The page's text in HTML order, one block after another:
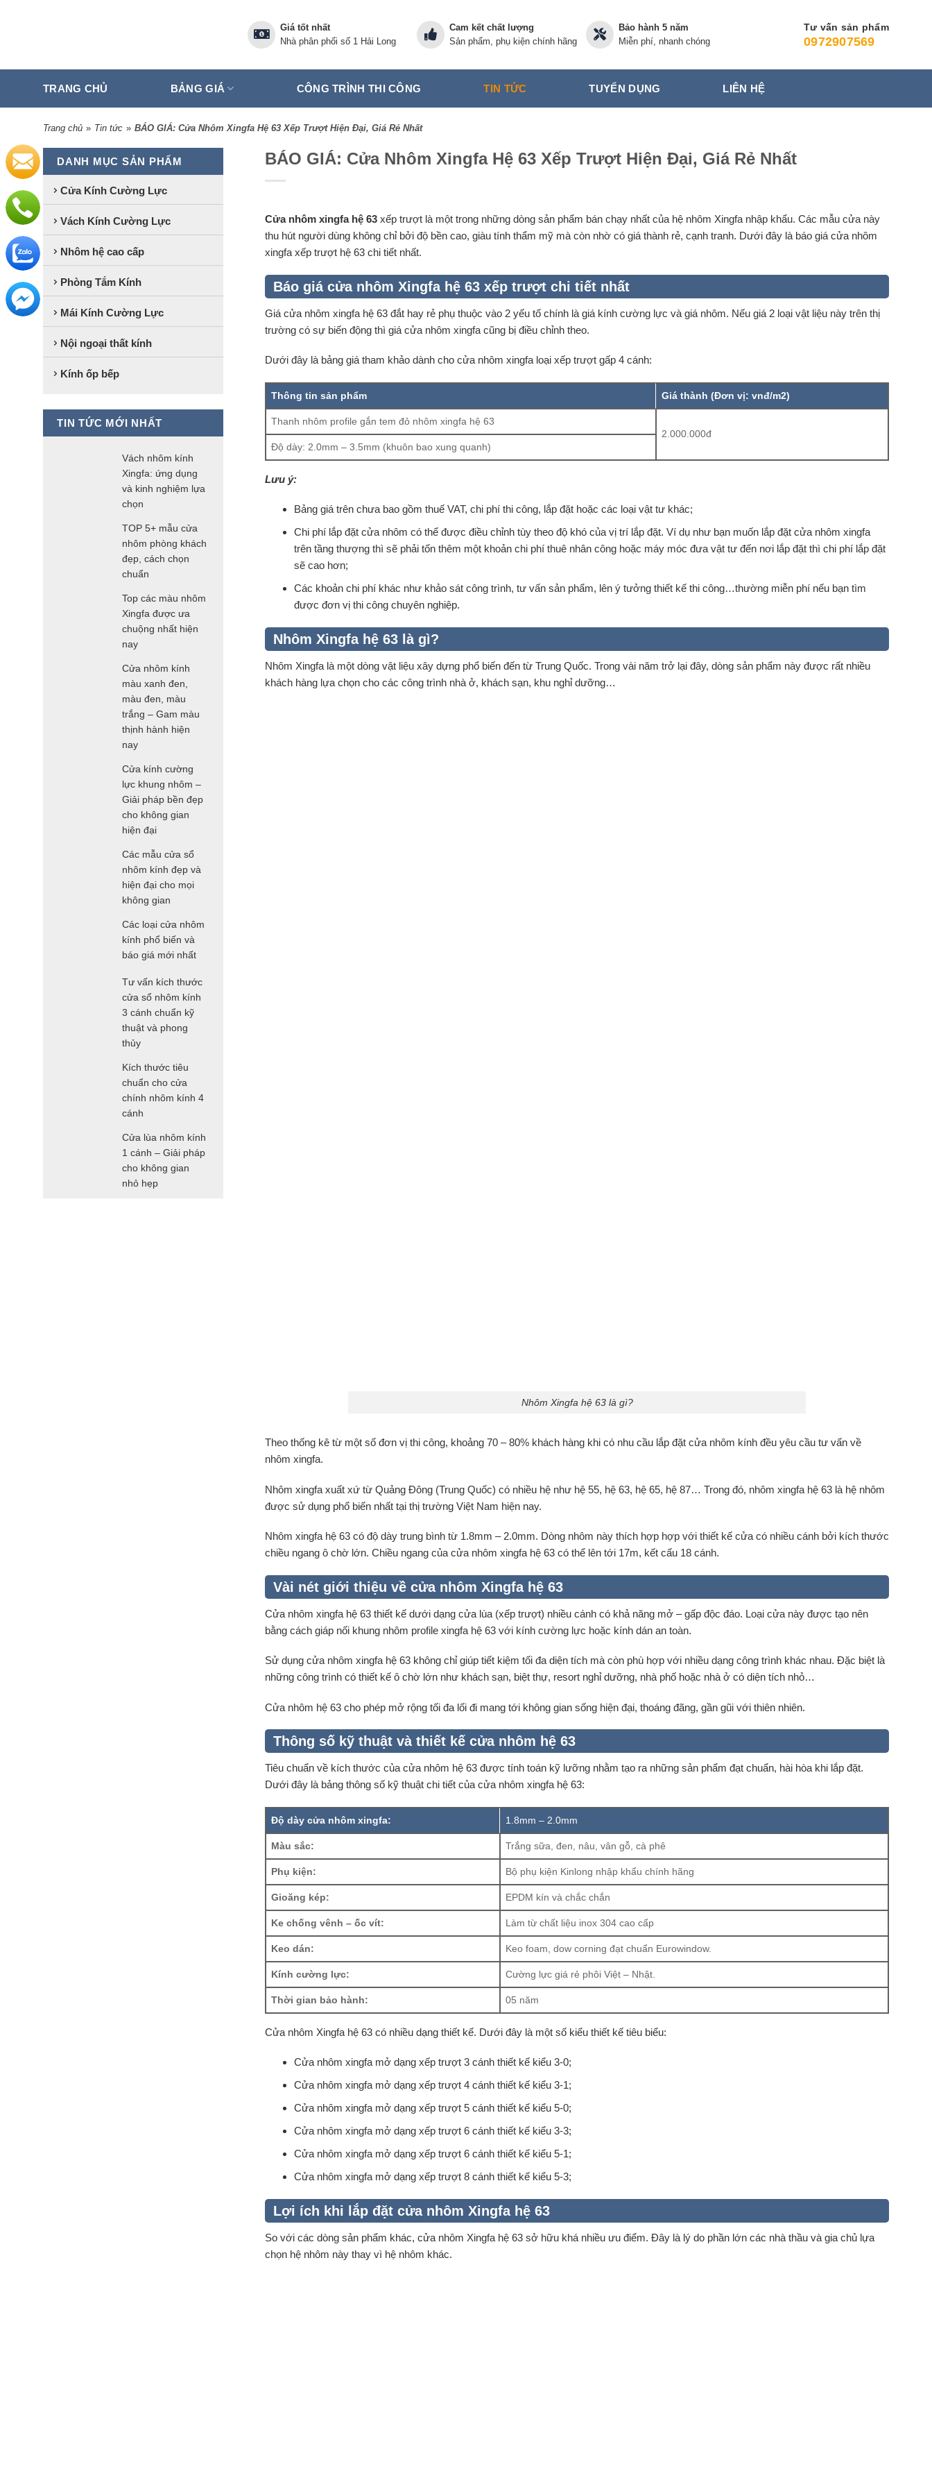
Giá tốt nhất
Nhà phân phối số 1 Hải Long
Cam kết chất lượng
Sản phẩm, phụ kiện chính hãng
Bảo hành 5 năm
Miễn phí, nhanh chóng
Tư vấn sản phẩm
0972907569
TRANG CHỦ BẢNG GIÁ CÔNG TRÌNH THI CÔNG TIN TỨC TUYỂN DỤNG LIÊN HỆ
Trang chủ » Tin tức » BÁO GIÁ: Cửa Nhôm Xingfa Hệ 63 Xếp Trượt Hiện Đại, Giá Rẻ Nhất
DANH MỤC SẢN PHẨM
Cửa Kính Cường Lực
Vách Kính Cường Lực
Nhôm hệ cao cấp
Phòng Tắm Kính
Mái Kính Cường Lực
Nội ngoại thất kính
Kính ốp bếp
TIN TỨC MỚI NHẤT
Vách nhôm kính
Xingfa: ứng dụng
và kinh nghiệm lựa
chọn
TOP 5+ mẫu cửa
nhôm phòng khách
đẹp, cách chọn
chuẩn
Top các màu nhôm
Xingfa được ưa
chuộng nhất hiện
nay
Cửa nhôm kính
màu xanh đen,
màu đen, màu
trắng – Gam màu
thịnh hành hiện
nay
Cửa kính cường
lực khung nhôm –
Giải pháp bền đẹp
cho không gian
hiện đại
Các mẫu cửa sổ
nhôm kính đẹp và
hiện đại cho mọi
không gian
Các loại cửa nhôm
kính phổ biến và
báo giá mới nhất
Tư vấn kích thước
cửa sổ nhôm kính
3 cánh chuẩn kỹ
thuật và phong
thủy
Kích thước tiêu
chuẩn cho cửa
chính nhôm kính 4
cánh
Cửa lùa nhôm kính
1 cánh – Giải pháp
cho không gian
nhỏ hẹp
BÁO GIÁ: Cửa Nhôm Xingfa Hệ 63 Xếp Trượt Hiện Đại, Giá Rẻ Nhất
Cửa nhôm xingfa hệ 63 xếp trượt là một trong những dòng sản phẩm bán chạy nhất của hệ nhôm Xingfa nhập khẩu. Các mẫu cửa này
thu hút người dùng không chỉ bởi độ bền cao, giàu tính thẩm mỹ mà còn nhờ có giá thành rẻ, cạnh tranh. Dưới đây là báo giá cửa nhôm
xingfa xếp trượt hệ 63 chi tiết nhất.
Báo giá cửa nhôm Xingfa hệ 63 xếp trượt chi tiết nhất
Giá cửa nhôm xingfa hệ 63 đắt hay rẻ phụ thuộc vào 2 yếu tố chính là giá kính cường lực và giá nhôm. Nếu giá 2 loại vật liệu này trên thị
trường có sự biến động thì giá cửa nhôm xingfa cũng bị điều chỉnh theo.
Dưới đây là bảng giá tham khảo dành cho cửa nhôm xingfa loại xếp trượt gấp 4 cánh:
Thông tin sản phẩm Giá thành (Đơn vị: vnđ/m2)
Thanh nhôm profile gắn tem đỏ nhôm xingfa hệ 63
2.000.000đ
Độ dày: 2.0mm – 3.5mm (khuôn bao xung quanh)
Lưu ý:
Bảng giá trên chưa bao gồm thuế VAT, chi phí thi công, lắp đặt hoặc các loại vật tư khác;
Chi phí lắp đặt cửa nhôm có thể được điều chỉnh tùy theo độ khó của vị trí lắp đặt. Ví dụ như bạn muốn lắp đặt cửa nhôm xingfa
trên tầng thượng thì sẽ phải tốn thêm một khoản chi phí thuê nhân công hoặc máy móc đưa vật tư đến nơi lắp đặt thì chi phí lắp đặt
sẽ cao hơn;
Các khoản chi phí khác như khảo sát công trình, tư vấn sản phẩm, lên ý tưởng thiết kế thi công…thường miễn phí nếu bạn tìm
được đơn vị thi công chuyên nghiệp.
Nhôm Xingfa hệ 63 là gì?
Nhôm Xingfa là một dòng vật liệu xây dựng phổ biến đến từ Trung Quốc. Trong vài năm trở lại đây, dòng sản phẩm này được rất nhiều
khách hàng lựa chọn cho các công trình nhà ở, khách sạn, khu nghỉ dưỡng…
Nhôm Xingfa hệ 63 là gì?
Theo thống kê từ một số đơn vị thi công, khoảng 70 – 80% khách hàng khi có nhu cầu lắp đặt cửa nhôm kính đều yêu cầu tư vấn về
nhôm xingfa.
Nhôm xingfa xuất xứ từ Quảng Đông (Trung Quốc) có nhiều hệ như hệ 55, hệ 63, hệ 65, hệ 87… Trong đó, nhôm xingfa hệ 63 là hệ nhôm
được sử dụng phổ biến nhất tại thị trường Việt Nam hiện nay.
Nhôm xingfa hệ 63 có độ dày trung bình từ 1.8mm – 2.0mm. Dòng nhôm này thích hợp hợp với thiết kế cửa có nhiều cánh bởi kích thước
chiều ngang ô chờ lớn. Chiều ngang của cửa nhôm xingfa hệ 63 có thể lên tới 17m, kết cấu 18 cánh.
Vài nét giới thiệu về cửa nhôm Xingfa hệ 63
Cửa nhôm xingfa hệ 63 thiết kế dưới dạng cửa lùa (xếp trượt) nhiều cánh có khả năng mở – gấp độc đáo. Loại cửa này được tạo nên
bằng cách giáp nối khung nhôm profile xingfa hệ 63 với kính cường lực hoặc kính dán an toàn.
Sử dụng cửa nhôm xingfa hệ 63 không chỉ giúp tiết kiệm tối đa diện tích mà còn phù hợp với nhiều dạng công trình khác nhau. Đặc biệt là
những công trình có thiết kế ô chờ lớn như khách sạn, biệt thự, resort nghỉ dưỡng, nhà phố hoặc nhà ở có diện tích nhỏ…
Cửa nhôm hệ 63 cho phép mở rộng tối đa lối đi mang tới không gian sống hiện đại, thoáng đãng, gần gũi với thiên nhiên.
Thông số kỹ thuật và thiết kế cửa nhôm hệ 63
Tiêu chuẩn về kích thước của cửa nhôm hệ 63 được tính toán kỹ lưỡng nhằm tạo ra những sản phẩm đạt chuẩn, hài hòa khi lắp đặt.
Dưới đây là bảng thông số kỹ thuật chi tiết của cửa nhôm xingfa hệ 63:
Độ dày cửa nhôm xingfa: 1.8mm – 2.0mm
Màu sắc: Trắng sữa, đen, nâu, vân gỗ, cà phê
Phụ kiện: Bộ phụ kiện Kinlong nhập khẩu chính hãng
Gioăng kép: EPDM kín và chắc chắn
Ke chống vênh – ốc vít: Làm từ chất liệu inox 304 cao cấp
Keo dán: Keo foam, dow corning đạt chuẩn Eurowindow.
Kính cường lực: Cường lực giá rẻ phôi Việt – Nhật.
Thời gian bảo hành: 05 năm
Cửa nhôm Xingfa hệ 63 có nhiều dạng thiết kế. Dưới đây là một số kiểu thiết kế tiêu biểu:
Cửa nhôm xingfa mở dạng xếp trượt 3 cánh thiết kế kiểu 3-0;
Cửa nhôm xingfa mở dạng xếp trượt 4 cánh thiết kế kiểu 3-1;
Cửa nhôm xingfa mở dạng xếp trượt 5 cánh thiết kế kiểu 5-0;
Cửa nhôm xingfa mở dạng xếp trượt 6 cánh thiết kế kiểu 3-3;
Cửa nhôm xingfa mở dạng xếp trượt 6 cánh thiết kế kiểu 5-1;
Cửa nhôm xingfa mở dạng xếp trượt 8 cánh thiết kế kiểu 5-3;
Lợi ích khi lắp đặt cửa nhôm Xingfa hệ 63
So với các dòng sản phẩm khác, cửa nhôm Xingfa hệ 63 sở hữu khá nhiều ưu điểm. Đây là lý do phần lớn các nhà thầu và gia chủ lựa
chọn hệ nhôm này thay vì hệ nhôm khác.